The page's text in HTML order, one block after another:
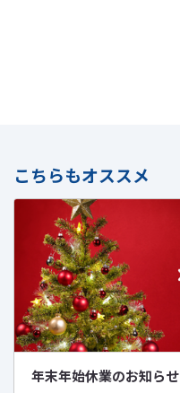
こちらもオススメ
年末年始休業のお知らせ